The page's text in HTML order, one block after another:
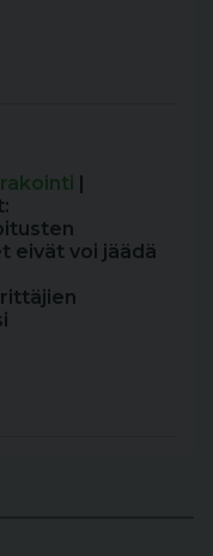
|
eivät voi jäädä